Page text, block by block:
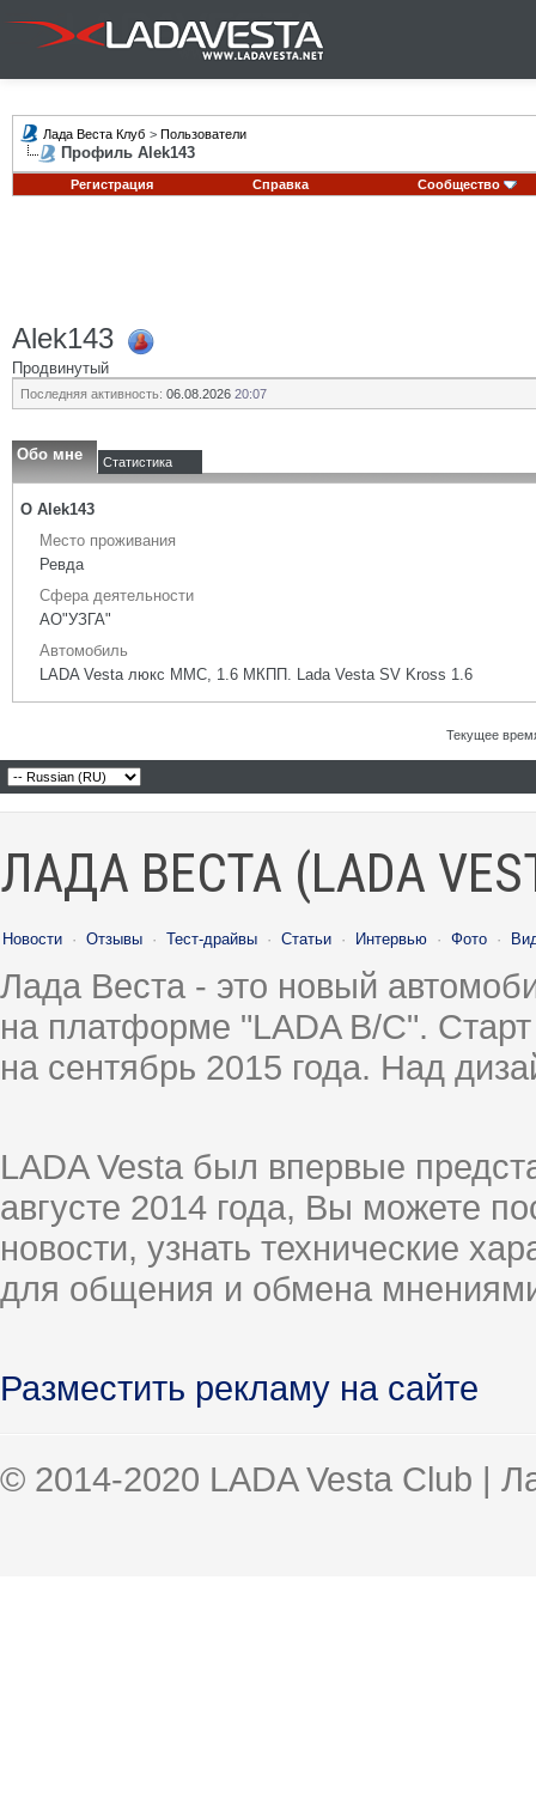
Лада Веста Клуб > Пользователи
Профиль Alek143
Регистрация Справка Сообщество
Alek143
Продвинутый
Последняя активность: 06.08.2026 20:07
Обо мне Статистика
О Alek143
Место проживания
Ревда
Сфера деятельности
АО"УЗГА"
Автомобиль
LADA Vesta люкс ММС, 1.6 МКПП. Lada Vesta SV Kross 1.6
Текущее
ЛАДА ВЕСТА (LADA
Новости · Отзывы · Тест-драйвы · Статьи · Интервью · Фото ·
Лада Веста - это новый
на платформе "LADA B/C".
на сентябрь 2015 года. Над
LADA Vesta был впервые
августе 2014 года, Вы можете
новости, узнать технические
для общения и обмена
Разместить рекламу на сайте
© 2014-2020 LADA Vesta Club |